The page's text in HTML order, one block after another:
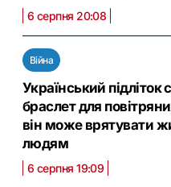
6 серпня 20:08
Війна
Український підліток
браслет для
він може врятувати
людям
6 серпня 19:09